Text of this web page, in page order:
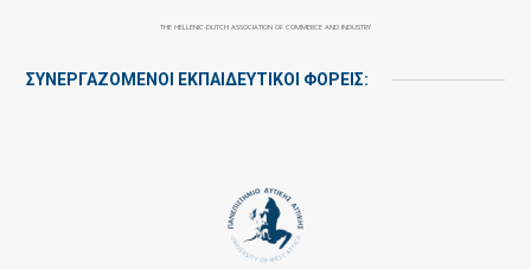
THE HELLENIC-DUTCH ASSOCIATION OF COMMERCE AND INDUSTRY
ΣΥΝΕΡΓΑΖΌΜΕΝΟΙ ΕΚΠΑΙΔΕΥΤΙΚΟΊ ΦΟΡΕΊΣ: